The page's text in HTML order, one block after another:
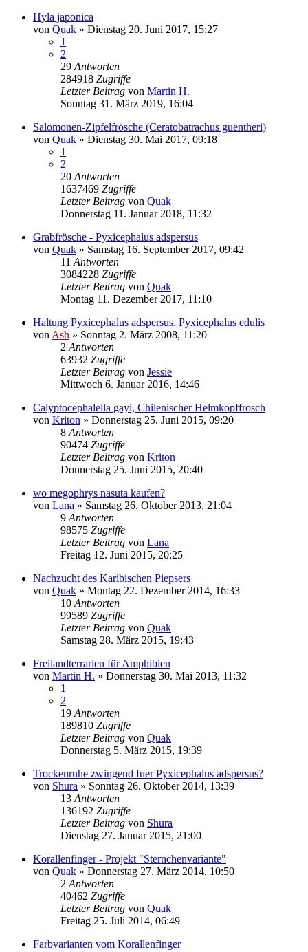
Hyla japonica
von Quak » Dienstag 20. Juni 2017, 15:27
1
2
29 Antworten
284918 Zugriffe
Letzter Beitrag von Martin H.
Sonntag 31. März 2019, 16:04
Salomonen-Zipfelfrösche (Ceratobatrachus guentheri)
von Quak » Dienstag 30. Mai 2017, 09:18
1
2
20 Antworten
1637469 Zugriffe
Letzter Beitrag von Quak
Donnerstag 11. Januar 2018, 11:32
Grabfrösche - Pyxicephalus adspersus
von Quak » Samstag 16. September 2017, 09:42
11 Antworten
3084228 Zugriffe
Letzter Beitrag von Quak
Montag 11. Dezember 2017, 11:10
Haltung Pyxicephalus adspersus, Pyxicephalus edulis
von Ash » Sonntag 2. März 2008, 11:20
2 Antworten
63932 Zugriffe
Letzter Beitrag von Jessie
Mittwoch 6. Januar 2016, 14:46
Calyptocephalella gayi, Chilenischer Helmkopffrosch
von Kriton » Donnerstag 25. Juni 2015, 09:20
8 Antworten
90474 Zugriffe
Letzter Beitrag von Kriton
Donnerstag 25. Juni 2015, 20:40
wo megophrys nasuta kaufen?
von Lana » Samstag 26. Oktober 2013, 21:04
9 Antworten
98575 Zugriffe
Letzter Beitrag von Lana
Freitag 12. Juni 2015, 20:25
Nachzucht des Karibischen Piepsers
von Quak » Montag 22. Dezember 2014, 16:33
10 Antworten
99589 Zugriffe
Letzter Beitrag von Quak
Samstag 28. März 2015, 19:43
Freilandterrarien für Amphibien
von Martin H. » Donnerstag 30. Mai 2013, 11:32
1
2
19 Antworten
189810 Zugriffe
Letzter Beitrag von Quak
Donnerstag 5. März 2015, 19:39
Trockenruhe zwingend fuer Pyxicephalus adspersus?
von Shura » Sonntag 26. Oktober 2014, 13:39
13 Antworten
136192 Zugriffe
Letzter Beitrag von Shura
Dienstag 27. Januar 2015, 21:00
Korallenfinger - Projekt "Sternchenvariante"
von Quak » Donnerstag 27. März 2014, 10:50
2 Antworten
40462 Zugriffe
Letzter Beitrag von Quak
Freitag 25. Juli 2014, 06:49
Farbvarianten vom Korallenfinger